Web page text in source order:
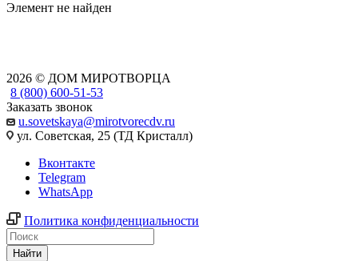
Элемент не найден
2026 © ДОМ МИРОТВОРЦА
8 (800) 600-51-53
Заказать звонок
u.sovetskaya@mirotvorecdv.ru
ул. Советская, 25 (ТД Кристалл)
Вконтакте
Telegram
WhatsApp
Политика конфиденциальности
Найти